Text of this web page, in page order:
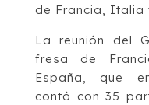
de Francia, Italia
La reunión del
fresa de
España, que
contó con 35